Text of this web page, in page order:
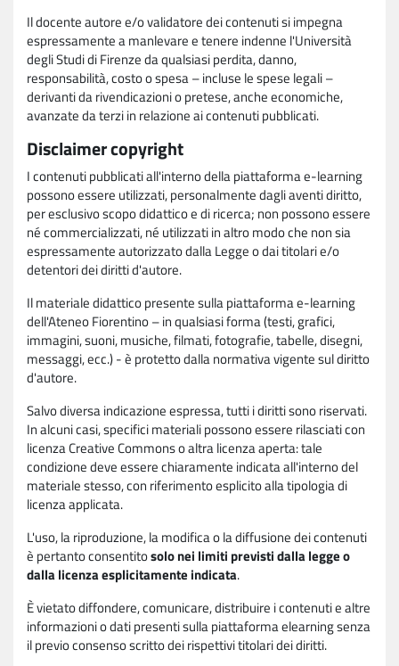
Il docente autore e/o validatore dei contenuti si impegna
espressamente a manlevare e tenere indenne l'Università
degli Studi di Firenze da qualsiasi perdita, danno,
responsabilità, costo o spesa – incluse le spese legali –
derivanti da rivendicazioni o pretese, anche economiche,
avanzate da terzi in relazione ai contenuti pubblicati.
Disclaimer copyright
I contenuti pubblicati all'interno della piattaforma e-learning
possono essere utilizzati, personalmente dagli aventi diritto,
per esclusivo scopo didattico e di ricerca; non possono essere
né commercializzati, né utilizzati in altro modo che non sia
espressamente autorizzato dalla Legge o dai titolari e/o
detentori dei diritti d'autore.
Il materiale didattico presente sulla piattaforma e-learning
dell'Ateneo Fiorentino – in qualsiasi forma (testi, grafici,
immagini, suoni, musiche, filmati, fotografie, tabelle, disegni,
messaggi, ecc.) - è protetto dalla normativa vigente sul diritto
d'autore.
Salvo diversa indicazione espressa, tutti i diritti sono riservati.
In alcuni casi, specifici materiali possono essere rilasciati con
licenza Creative Commons o altra licenza aperta: tale
condizione deve essere chiaramente indicata all'interno del
materiale stesso, con riferimento esplicito alla tipologia di
licenza applicata.
L'uso, la riproduzione, la modifica o la diffusione dei contenuti
è pertanto consentitosolo nei limiti previsti dalla legge o
dalla licenza esplicitamente indicata.
È vietato diffondere, comunicare, distribuire i contenuti e altre
informazioni o dati presenti sulla piattaforma elearning senza
il previo consenso scritto dei rispettivi titolari dei diritti.